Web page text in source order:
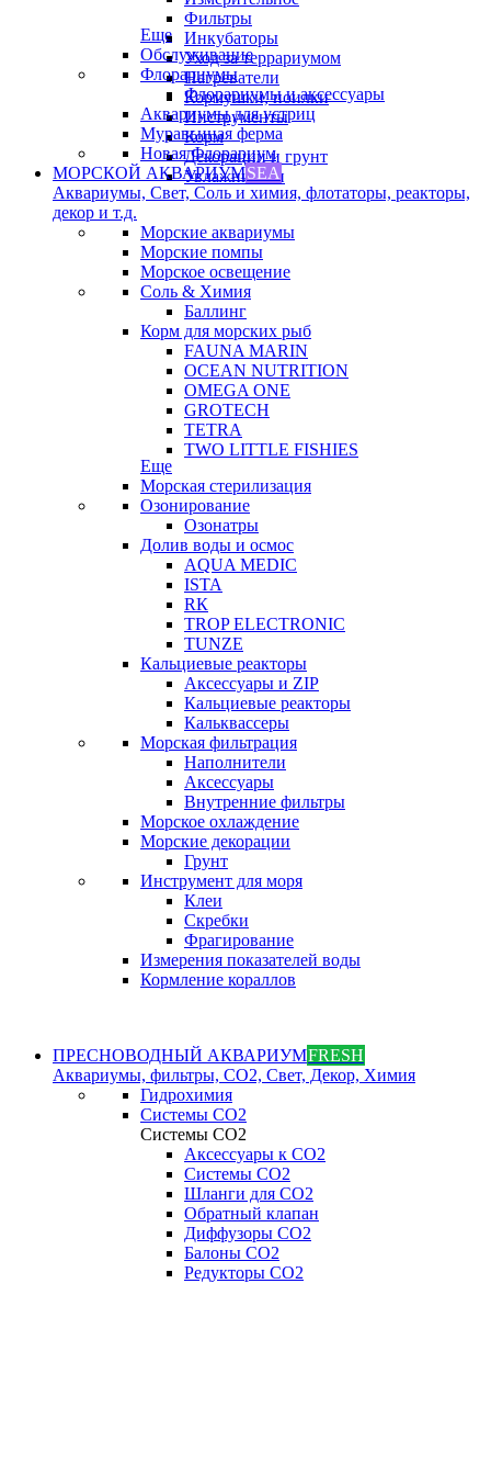
Фильтры
Инкубаторы
Уход за террариумом
Нагреватели
Кормушки, поилки
Инструменты
Корм
Декорации и грунт
Увлажнители
Еще
Обслуживание
Флорариумы
Флорариумы и аксессуары
Аквариумы для устриц
Муравьиная ферма
Новая Флорариум
МОРСКОЙ АКВАРИУМSEA
Аквариумы, Свет, Соль и химия, флотаторы, реакторы,
декор и т.д.
Морские аквариумы
Морские помпы
Морское освещение
Соль & Химия
Баллинг
Корм для морских рыб
FAUNA MARIN
OCEAN NUTRITION
OMEGA ONE
GROTECH
TETRA
TWO LITTLE FISHIES
Еще
Морская стерилизация
Озонирование
Озонатры
Долив воды и осмос
AQUA MEDIC
ISTA
RК
TROP ELECTRONIC
TUNZE
Кальциевые реакторы
Аксессуары и ZIP
Кальциевые реакторы
Кальквассеры
Морская фильтрация
Наполнители
Аксессуары
Внутренние фильтры
Морское охлаждение
Морские декорации
Грунт
Инструмент для моря
Клеи
Скребки
Фрагирование
Измерения показателей воды
Кормление кораллов
ПРЕСНОВОДНЫЙ АКВАРИУМFRESH
Аквариумы, фильтры, СО2, Свет, Декор, Химия
Гидрохимия
Системы СО2
Системы СО2
Аксессуары к СО2
Системы СО2
Шланги для CO2
Обратный клапан
Диффузоры СO2
Балоны CO2
Редукторы CO2